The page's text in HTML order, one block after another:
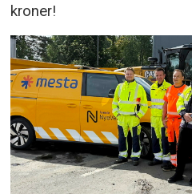
kroner!